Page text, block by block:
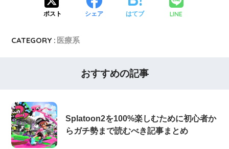
ポスト シェア はてブ LINE
CATEGORY : 医療系
おすすめの記事
Splatoon2を100%楽しむために初心者か
らガチ勢まで読むべき記事まとめ